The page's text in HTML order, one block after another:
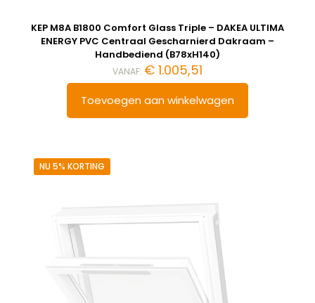
KEP M8A B1800 Comfort Glass Triple – DAKEA ULTIMA
ENERGY PVC Centraal Gescharnierd Dakraam –
Handbediend (B78xH140)
VANAF: € 1.005,51
Toevoegen aan winkelwagen
NU 5% KORTING